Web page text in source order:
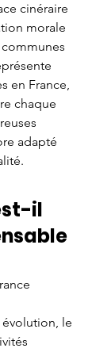
cinéraire
morale
en France,
chaque
adapté
il
le